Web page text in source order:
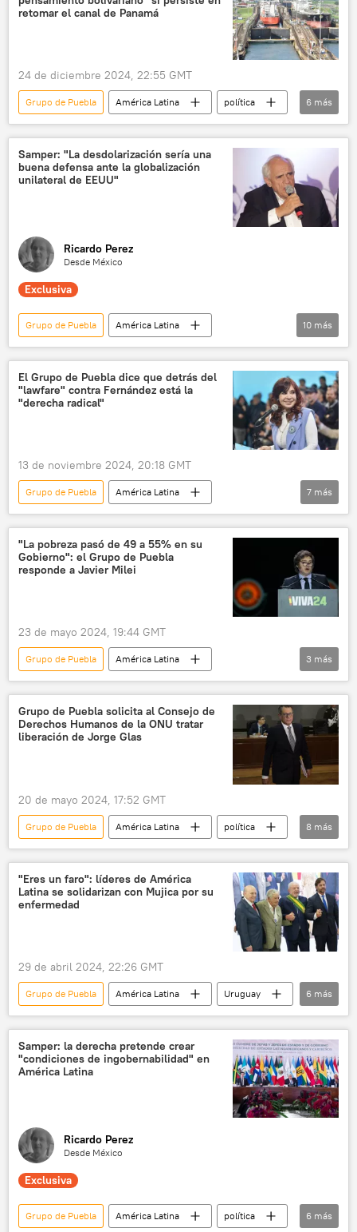
💬 Opinión y Análisis
retomar el canal de Panamá
24 de diciembre 2024, 22:55 GMT
Grupo de Puebla América Latina
política
Donald Trump
José Raúl Mulino
Martín Torrijos
EEUU
Panamá
Organización de Estados Americanos (OEA)
6 más
Samper: "La desdolarización sería una
buena defensa ante la globalización
unilateral de EEUU"
Ricardo Perez
Desde México
Exclusiva
Grupo de Puebla
América Latina
Ernesto Samper
Donald Trump
China
Venezuela
Cuba
Unasur
💬 Entrevistas
10 más
El Grupo de Puebla dice que detrás del
"lawfare" contra Fernández está la
"derecha radical"
13 de noviembre 2024, 20:18 GMT
Grupo de Puebla
América Latina
Cristina Fernández de Kirchner
Alberto Fernández
Julián Ercolini
política
Argentina
7 más
"La pobreza pasó de 49 a 55% en su
Gobierno": el Grupo de Puebla
responde a Javier Milei
23 de mayo 2024, 19:44 GMT
Grupo de Puebla
América Latina
Javier Milei
Argentina política
3 más
Grupo de Puebla solicita al Consejo de
Derechos Humanos de la ONU tratar
liberación de Jorge Glas
20 de mayo 2024, 17:52 GMT
Grupo de Puebla América Latina
política
Jorge Glas
Ecuador
ONU
CIDH
México
📰 Crisis diplomática entre Ecuador y México
8 más
"Eres un faro": líderes de América
Latina se solidarizan con Mujica por su
enfermedad
29 de abril 2024, 22:26 GMT
Grupo de Puebla América Latina
Uruguay
José Mujica
Evo Morales
Frente Amplio
Brasil
Luiz Inacio Lula da Silva
política
6 más
Samper: la derecha pretende crear
"condiciones de ingobernabilidad" en
América Latina
Ricardo Perez
Desde México
Exclusiva
Grupo de Puebla América Latina política 6 más